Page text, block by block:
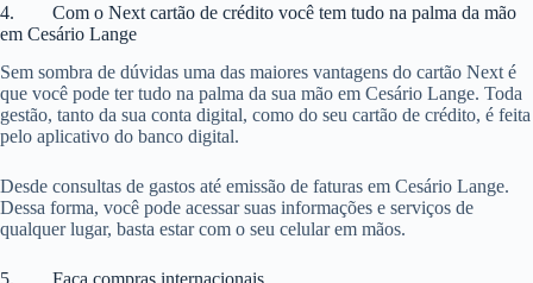
4. Com o Next cartão de crédito você tem tudo na palma da mão
em Cesário Lange
Sem sombra de dúvidas uma das maiores vantagens do cartão Next é
que você pode ter tudo na palma da sua mão em Cesário Lange. Toda
gestão, tanto da sua conta digital, como do seu cartão de crédito, é feita
pelo aplicativo do banco digital.
Desde consultas de gastos até emissão de faturas em Cesário Lange.
Dessa forma, você pode acessar suas informações e serviços de
qualquer lugar, basta estar com o seu celular em mãos.